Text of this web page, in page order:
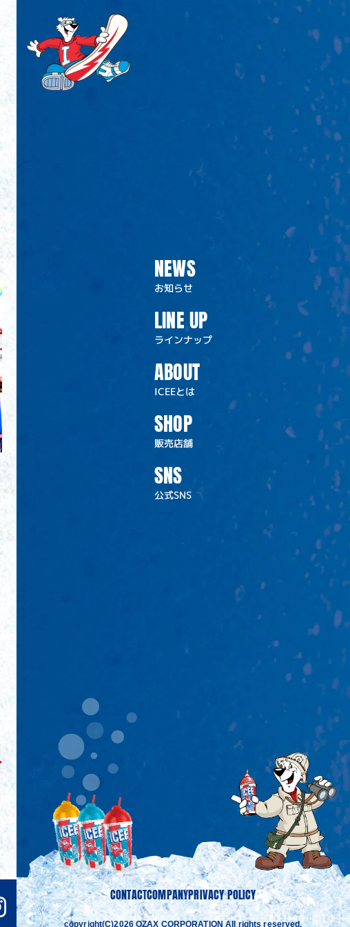
NEWS
お知らせ
LINE UP
ラインナップ
ABOUT
ICEEとは
SHOP
販売店舗
SNS
公式SNS
CONTACTCOMPANYPRIVACY POLICY
copyright(C)2026 OZAX CORPORATION All rights reserved.